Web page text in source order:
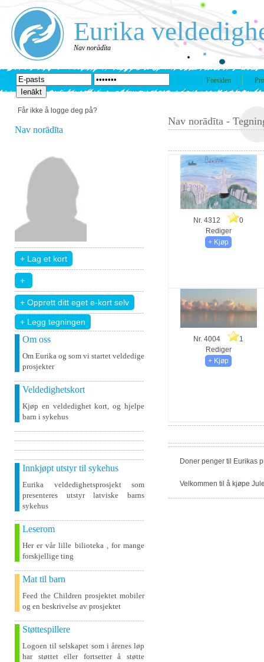
Eurika
Nav norādīta
Forsiden
Får ikke å logge deg på?
Nav norādīta
+ Legg tegningen
Om oss
Om Eurika og som vi startet veldedige
prosjekter
Veldedighetskort
Kjøp en veldedighet kort, og hjelpe
barn i sykehus
Innkjøpt utstyr til sykehus
Eurika veldedighetsprosjekt som
presenteres utstyr latviske barns
sykehus
Leserom
Her er vår lille bilioteka , for mange
forskjellige ting
Mat til barn
Feed the Children prosjektet mobiler
og en beskrivelse av prosjektet
Støttespillere
Logoen til selskapet som i årenes løp
har støttet eller fortsetter å støtte
Nav norādīta -
Nr. 4312
0
Rediger
Nr. 4004
1
Rediger
Doner penger til Eurikas
Velkommen til å kjøpe